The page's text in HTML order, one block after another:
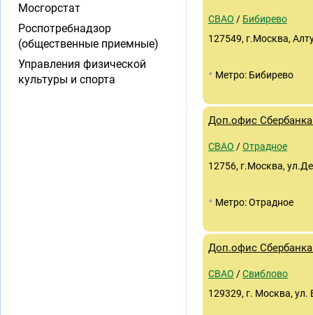
СВАО / Бибирево
127549, г.Москва,
• Метро: Бибирево
Доп.офис
СВАО /Отрадное
12756, г.Москва,
• Метро: Отрадное
Доп.офис
СВАО /Свиблово
129329, г. Москва, ул.
Мосгорстат
Роспотребнадзор
(общественные приемные)
Управления физической
культуры и спорта